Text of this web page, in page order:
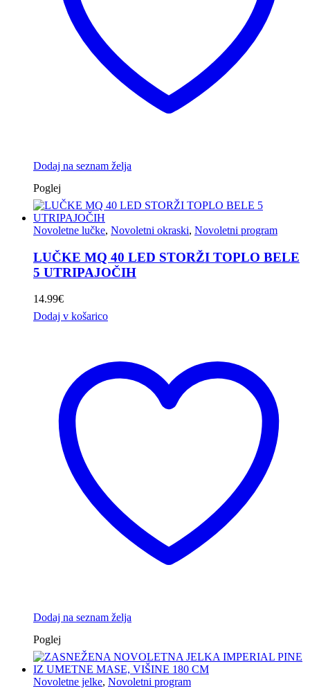
Dodaj na seznam želja
Poglej
Novoletne lučke, Novoletni okraski, Novoletni program
LUČKE MQ 40 LED STORŽI TOPLO BELE
5 UTRIPAJOČIH
14.99€
Dodaj v košarico
Dodaj na seznam želja
Poglej
Novoletne jelke, Novoletni program